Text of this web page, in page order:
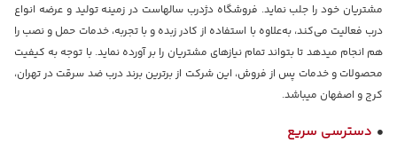
مشتریان خود را جلب نماید. فروشگاه دژدرب سالهاست در زمینه تولید و عرضه انواع
درب فعالیت می‌کند، به‌علاوه با استفاده از کادر زبده و با تجربه، خدمات حمل و نصب را
هم انجام میدهد تا بتواند تمام نیازهای مشتریان را بر آورده نماید. با توجه به کیفیت
محصولات و خدمات پس از فروش، این شرکت از برترین برند درب ضد سرقت در تهران،
کرج و اصفهان میباشد.
دسترسی سریع